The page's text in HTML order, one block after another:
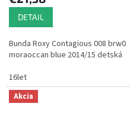
DETAIL
Bunda Roxy Contagious 008 brw0
moraoccan blue 2014/15 detská
16let
Akcia